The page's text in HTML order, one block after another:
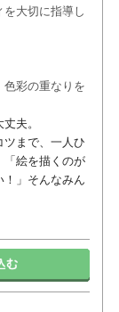
大切に指導し
色彩の重なりを
夫。
まで、一人ひ
「絵を描くのが
！」そんなみん